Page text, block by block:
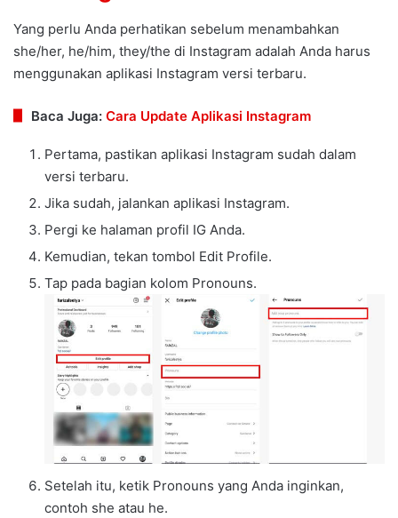
Yang perlu Anda perhatikan sebelum menambahkan
she/her, he/him, they/the di Instagram adalah Anda harus
menggunakan aplikasi Instagram versi terbaru.
Baca Juga: Cara Update Aplikasi Instagram
Pertama, pastikan aplikasi Instagram sudah dalam
versi terbaru.
Jika sudah, jalankan aplikasi Instagram.
Pergi ke halaman profil IG Anda.
Kemudian, tekan tombol Edit Profile.
Tap pada bagian kolom Pronouns.
Setelah itu, ketik Pronouns yang Anda inginkan,
contoh she atau he.